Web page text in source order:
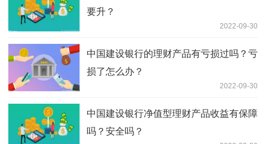
要升？
2022-09-30
中国建设银行的理财产品有亏损过吗？亏
损了怎么办？
2022-09-30
中国建设银行净值型理财产品收益有保障
吗？安全吗？